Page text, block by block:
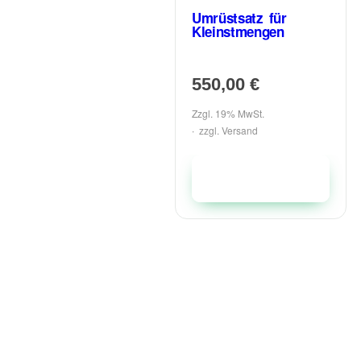
Umrüstsatz für
Kleinstmengen
550,00 €
Zzgl. 19% MwSt.
zzgl. Versand